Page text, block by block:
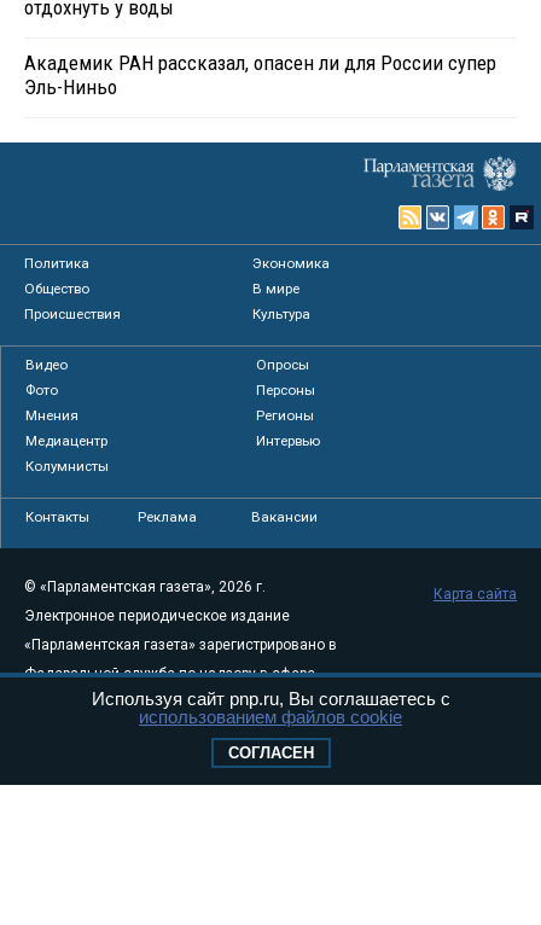
отдохнуть у воды
Академик РАН рассказал, опасен ли для России супер
Эль-Ниньо
Политика
Экономика
Общество
В мире
Происшествия
Культура
Видео
Опросы
Фото
Персоны
Мнения
Регионы
Медиацентр
Интервью
Колумнисты
Контакты Реклама Вакансии
© «Парламентская газета», 2026 г.
Электронное периодическое издание
«Парламентская газета» зарегистрировано в
Федеральной службе по надзору в сфере
связи, информационных технологий и
массовых коммуникаций (Роскомнадзор) 05
Свидетельство о регистрации Эл № ФС77-
Карта сайта
Используя сайт pnp.ru, Вы соглашаетесь с
использованием файлов cookie
СОГЛАСЕН